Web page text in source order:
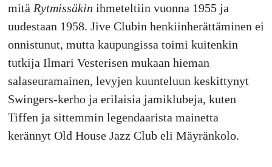
mitä Rytmissäkin ihmeteltiin vuonna 1955 ja
uudestaan 1958. Jive Clubin henkiinherättäminen ei
onnistunut, mutta kaupungissa toimi kuitenkin
tutkija Ilmari Vesterisen mukaan hieman
salaseuramainen, levyjen kuunteluun keskittynyt
Swingers-kerho ja erilaisia jamiklubeja, kuten
Tiffen ja sittemmin legendaarista mainetta
kerännyt Old House Jazz Club eli Mäyränkolo.